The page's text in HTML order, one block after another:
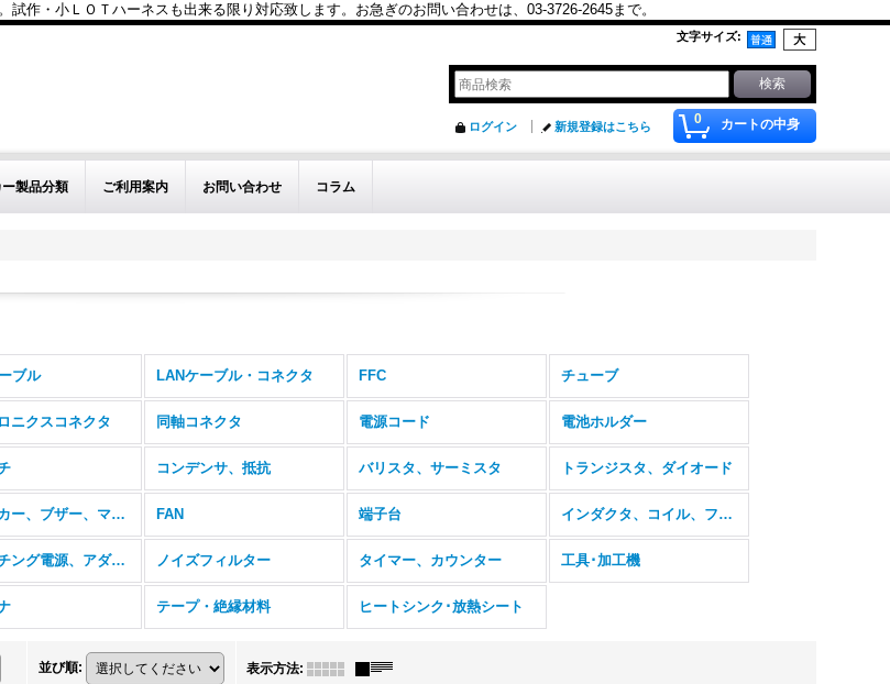
作・小ＬＯＴハーネスも出来る限り対応致します。お急ぎのお問い合わせは、03-3726-2645まで。
文字サイズ:
0 カートの中身
ログイン 新規登録はこちら
製品分類 ご利用案内 お問い合わせ コラム
ブル LANケーブル・コネクタ FFC チューブ
ニクスコネクタ 同軸コネクタ 電源コード 電池ホルダー
コンデンサ、抵抗 バリスタ、サーミスタ トランジスタ、ダイオード
スピーカー、ブザー、マイク FAN 端子台 インダクタ、コイル、フェライトコア
スイッチング電源、アダプタ ノイズフィルター タイマー、カウンター 工具･加工機
テープ・絶縁材料 ヒートシンク･放熱シート
並び順: 表示方法: